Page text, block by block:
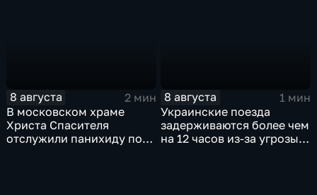
8 августа
2 мин
В московском храме
Христа Спасителя
отслужили панихиду по
8 августа
1 мин
Украинские поезда
задерживаются более чем
на 12 часов из-за угрозы